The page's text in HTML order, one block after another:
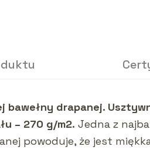
bawełny drapanej.
– 270 g/m2. Jedna z
powoduje, że jest